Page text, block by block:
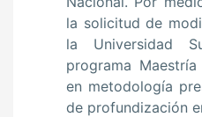
la solicitud de
la Universidad
programa
en metodología
de profundización